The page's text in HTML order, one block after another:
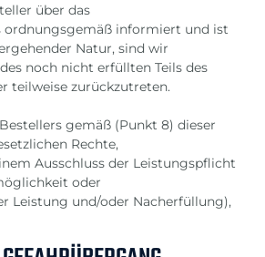
über das
ordnungsgemäß informiert und ist
Natur, sind wir
noch nicht erfüllten Teils des
teilweise zurückzutreten.
gemäß (Punkt 8) dieser
Rechte,
Ausschluss der Leistungspflicht
oder
Leistung und/oder Nacherfüllung),